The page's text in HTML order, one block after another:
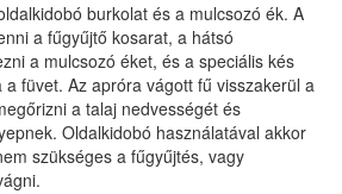
burkolat és a mulcsozó ék. A
a fűgyűjtő kosarat, a hátsó
a mulcsozó éket, és a speciális kés
füvet. Az apróra vágott fű visszakerül a
a talaj nedvességét és
Oldalkidobó használatával akkor
szükséges a fűgyűjtés, vagy